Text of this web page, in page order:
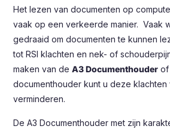
Het lezen van documenten op
vaak op een verkeerde manier. Vaak
gedraaid om documenten te kunnen
tot RSI klachten en nek- of
maken van deA3 Documenthouder of
documenthouder kunt u deze
verminderen.
De A3 Documenthouder met zijn